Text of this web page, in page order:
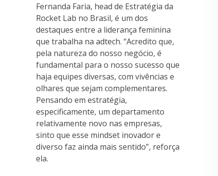
Fernanda Faria, head de Estratégia da
Rocket Lab no Brasil, é um dos
destaques entre a liderança feminina
que trabalha na adtech. “Acredito que,
pela natureza do nosso negócio, é
fundamental para o nosso sucesso que
haja equipes diversas, com vivências e
olhares que sejam complementares.
Pensando em estratégia,
especificamente, um departamento
relativamente novo nas empresas,
sinto que esse mindset inovador e
diverso faz ainda mais sentido”, reforça
ela.